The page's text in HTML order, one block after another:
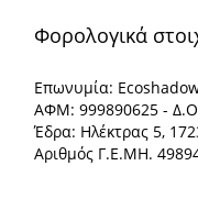
Φορολογικά
Επωνυμία:
ΑΦΜ: 999890625 -
Έδρα: Ηλέκτρας 5,
Αριθμός Γ.Ε.ΜΗ.